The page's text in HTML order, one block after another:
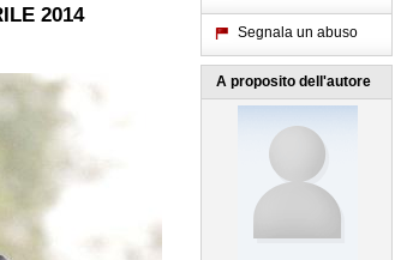
2014
Segnala un abuso
A proposito dell'autore